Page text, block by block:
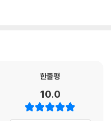
한줄평
10.0